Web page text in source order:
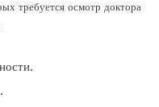
требуется осмотр доктора